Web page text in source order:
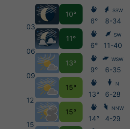
03
06
09
12
15
10°
11°
13°
15°
15°
6°
6°
9°
13°
14°
SSW
8-34
SW
11-40
WSW
6-35
N
6-28
NNW
4-29